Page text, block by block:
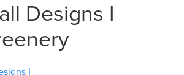
Designs I
I